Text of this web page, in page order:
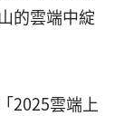
的雲端中綻
2025雲端上